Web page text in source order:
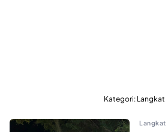
Kategori: Langkat
Langkat